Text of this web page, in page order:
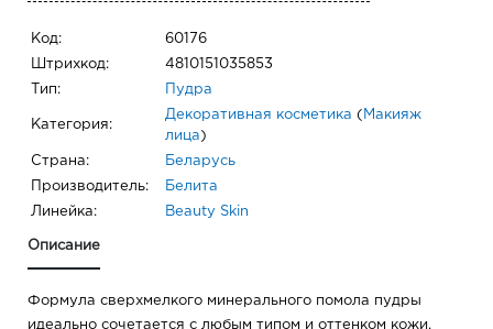
Код: 60176
Штрихкод: 4810151035853
Тип: Пудра
Категория:
Декоративная косметика ( Макияж
лица )
Страна: Беларусь
Производитель: Белита
Линейка: Beauty Skin
Описание
Формула сверхмелкого минерального помола пудры
идеально сочетается с любым типом и оттенком кожи.